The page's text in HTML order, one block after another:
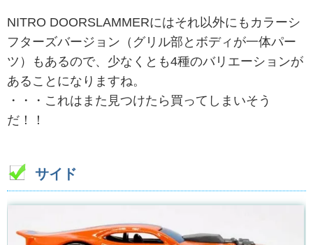
NITRO DOORSLAMMERにはそれ以外にもカラーシ
フターズバージョン（グリル部とボディが一体パー
ツ）もあるので、少なくとも4種のバリエーションが
あることになりますね。
・・・これはまた見つけたら買ってしまいそう
だ！！
サイド